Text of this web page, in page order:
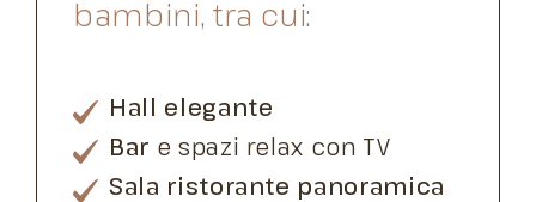
bambini, tra cui:
Hall elegante
Bar e spazi relax con TV
Sala ristorante panoramica